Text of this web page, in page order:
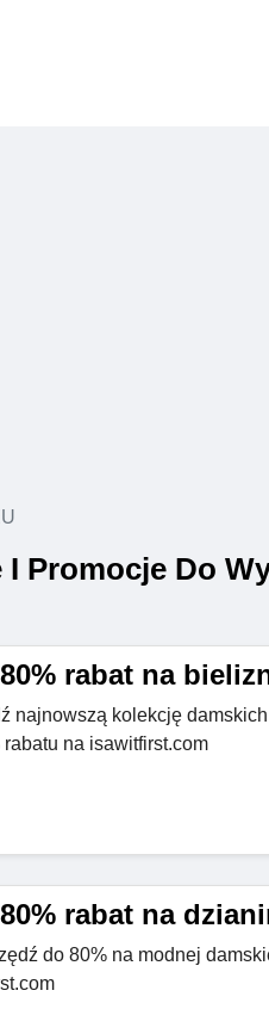
Promocje Do
rabat na
najnowszą kolekcję
rabatu na isawitfirst.com
rabat na
do 80% na modnej